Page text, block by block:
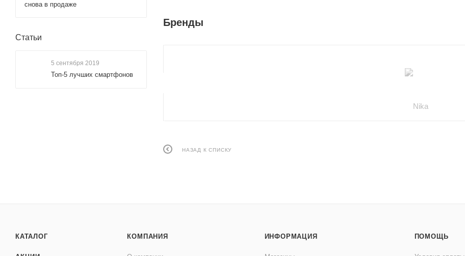
Бренды
НАЗАД К СПИСКУ
снова в продаже
Статьи
5 сентября 2019
Топ-5 лучших смартфонов
КАТАЛОГ КОМПАНИЯ ИНФОРМАЦИЯ ПОМОЩЬ